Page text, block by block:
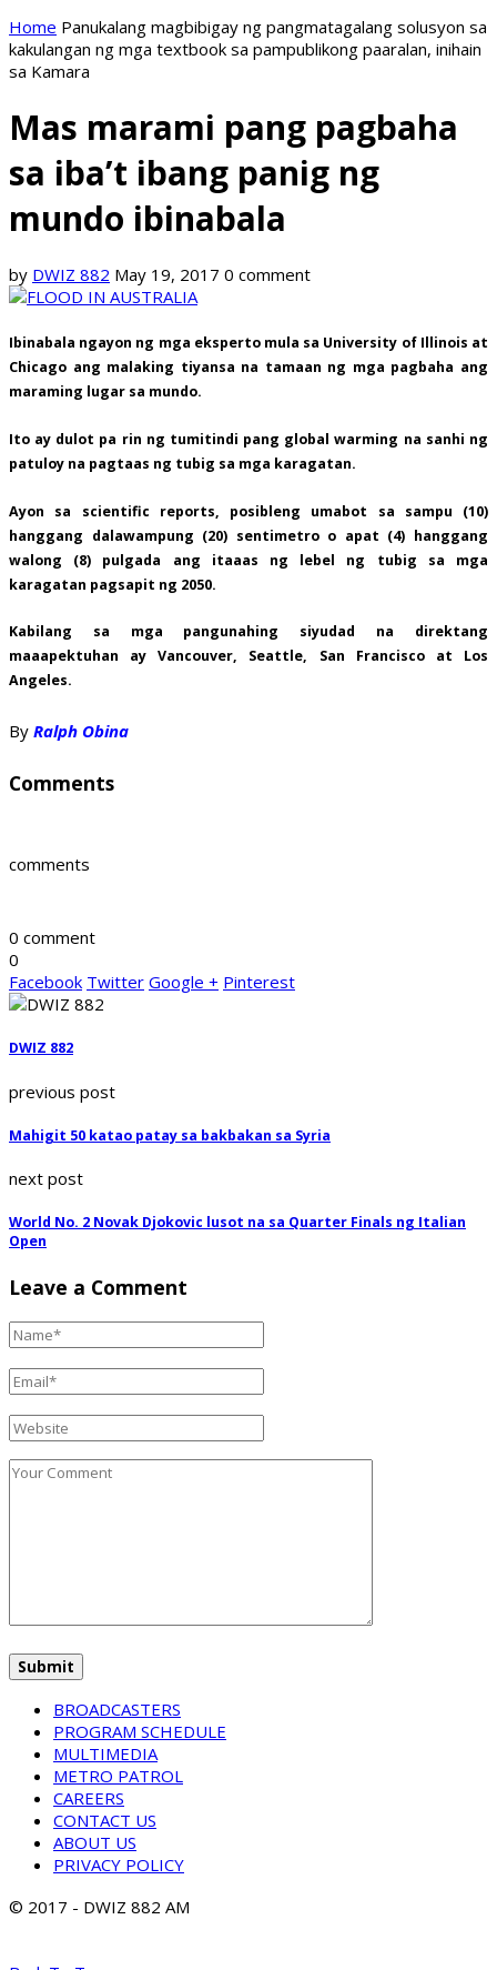
Home Panukalang magbibigay ng pangmatagalang solusyon sa
kakulangan ng mga textbook sa pampublikong paaralan, inihain
sa Kamara
Mas marami pang pagbaha
sa iba’t ibang panig ng
mundo ibinabala
by DWIZ 882 May 19, 2017 0 comment
Ibinabala ngayon ng mga eksperto mula sa University of Illinois at
Chicago ang malaking tiyansa na tamaan ng mga pagbaha ang
maraming lugar sa mundo.
Ito ay dulot pa rin ng tumitindi pang global warming na sanhi ng
patuloy na pagtaas ng tubig sa mga karagatan.
Ayon sa scientific reports, posibleng umabot sa sampu (10)
hanggang dalawampung (20) sentimetro o apat (4) hanggang
walong (8) pulgada ang itaaas ng lebel ng tubig sa mga
karagatan pagsapit ng 2050.
Kabilang sa mga pangunahing siyudad na direktang
maaapektuhan ay Vancouver, Seattle, San Francisco at Los
Angeles.
By Ralph Obina
Comments
comments
0 comment
0
Facebook Twitter Google + Pinterest
DWIZ 882
previous post
Mahigit 50 katao patay sa bakbakan sa Syria
next post
World No. 2 Novak Djokovic lusot na sa Quarter Finals ng Italian
Open
Leave a Comment
BROADCASTERS
PROGRAM SCHEDULE
MULTIMEDIA
METRO PATROL
CAREERS
CONTACT US
ABOUT US
PRIVACY POLICY
© 2017 - DWIZ 882 AM